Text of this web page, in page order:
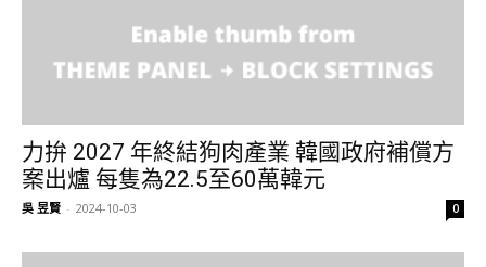
力拚 2027 年終結狗肉產業 韓國政府補償方
案出爐 每隻為22.5至60萬韓元
吳 昱賢 - 2024-10-03 0